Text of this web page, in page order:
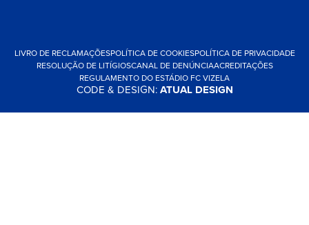
LIVRO DE RECLAMAÇÕESPOLÍTICA DE COOKIESPOLÍTICA DE PRIVACIDADE
RESOLUÇÃO DE LITÍGIOSCANAL DE DENÚNCIAACREDITAÇÕES
REGULAMENTO DO ESTÁDIO FC VIZELA
CODE & DESIGN:ATUAL DESIGN